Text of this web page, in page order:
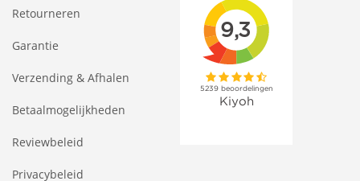
Retourneren
Garantie
Verzending & Afhalen
Betaalmogelijkheden
Reviewbeleid
Privacybeleid